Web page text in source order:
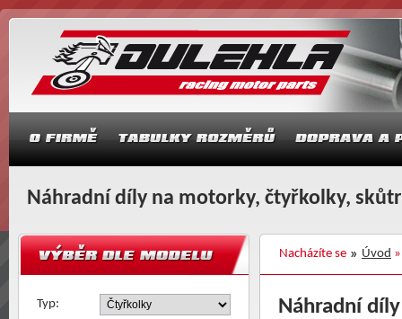
Náhradní díly na motorky, čtyřkolky,
Nacházíte se Úvod
Typ: Náhradní